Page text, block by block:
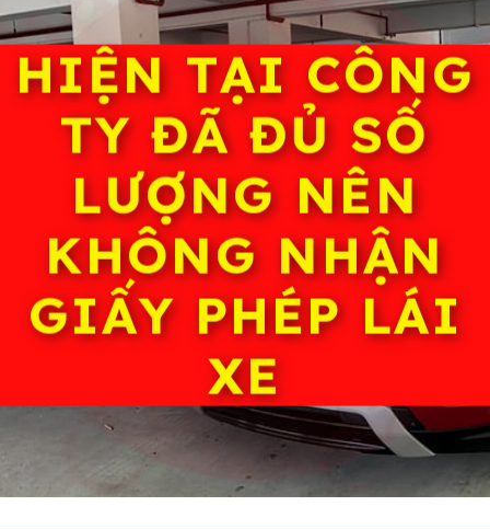
HIỆN TẠI CÔNG
TY ĐÃ ĐỦ SỐ
LƯỢNG NÊN
KHÔNG NHẬN
GIẤY PHÉP LÁI
XE